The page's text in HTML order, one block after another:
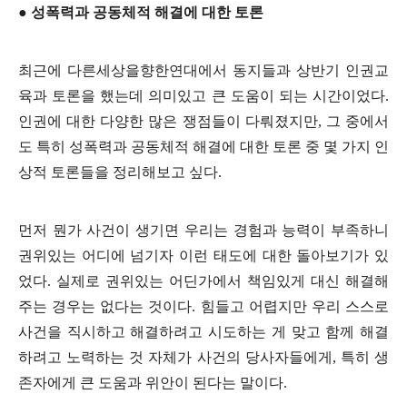
● 성폭력과 공동체적 해결에 대한 토론
최근에 다른세상을향한연대에서 동지들과 상반기 인권교
육과 토론을 했는데 의미있고 큰 도움이 되는 시간이었다.
인권에 대한 다양한 많은 쟁점들이 다뤄졌지만, 그 중에서
도 특히 성폭력과 공동체적 해결에 대한 토론 중 몇 가지 인
상적 토론들을 정리해보고 싶다.
먼저 뭔가 사건이 생기면 우리는 경험과 능력이 부족하니
권위있는 어디에 넘기자 이런 태도에 대한 돌아보기가 있
었다. 실제로 권위있는 어딘가에서 책임있게 대신 해결해
주는 경우는 없다는 것이다. 힘들고 어렵지만 우리 스스로
사건을 직시하고 해결하려고 시도하는 게 맞고 함께 해결
하려고 노력하는 것 자체가 사건의 당사자들에게 , 특히 생
존자에게 큰 도움과 위안이 된다는 말이다.